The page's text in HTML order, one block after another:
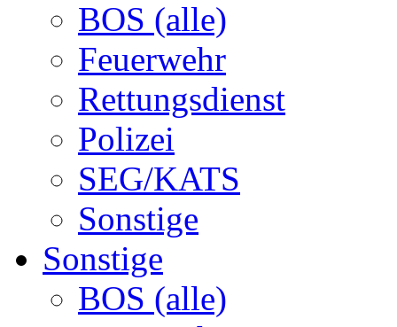
BOS (alle)
Feuerwehr
Rettungsdienst
Polizei
SEG/KATS
Sonstige
Sonstige
BOS (alle)